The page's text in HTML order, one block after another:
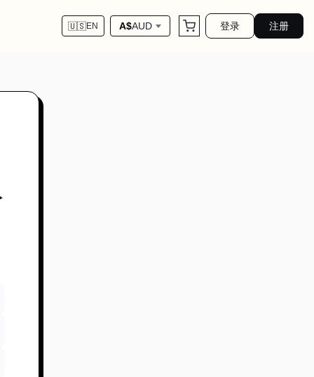
🇺🇸EN A$AUD 登录 注册